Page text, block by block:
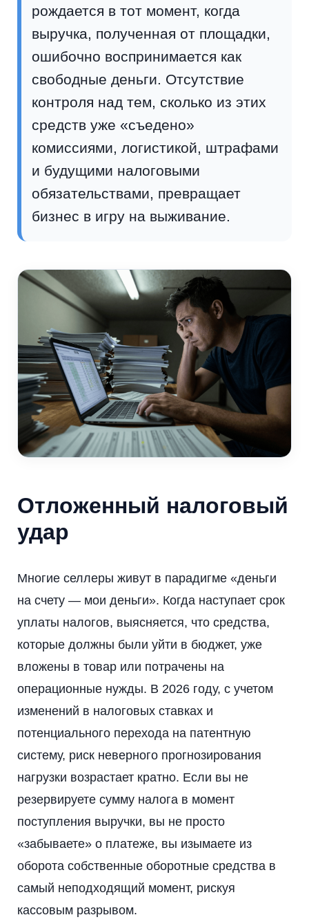
рождается в тот момент, когда
выручка, полученная от площадки,
ошибочно воспринимается как
свободные деньги. Отсутствие
контроля над тем, сколько из этих
средств уже «съедено»
комиссиями, логистикой, штрафами
и будущими налоговыми
обязательствами, превращает
бизнес в игру на выживание.
Отложенный налоговый
удар
Многие селлеры живут в парадигме «деньги
на счету — мои деньги». Когда наступает срок
уплаты налогов, выясняется, что средства,
которые должны были уйти в бюджет, уже
вложены в товар или потрачены на
операционные нужды. В 2026 году, с учетом
изменений в налоговых ставках и
потенциального перехода на патентную
систему, риск неверного прогнозирования
нагрузки возрастает кратно. Если вы не
резервируете сумму налога в момент
поступления выручки, вы не просто
«забываете» о платеже, вы изымаете из
оборота собственные оборотные средства в
самый неподходящий момент, рискуя
кассовым разрывом.